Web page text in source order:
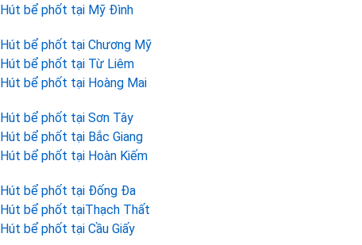
Hút bể phốt tại Mỹ Đình
Hút bể phốt tại Chương Mỹ
Hút bể phốt tại Từ Liêm
Hút bể phốt tại Hoàng Mai
Hút bể phốt tại Sơn Tây
Hút bể phốt tại Bắc Giang
Hút bể phốt tại Hoàn Kiếm
Hút bể phốt tại Đống Đa
Hút bể phốt tạiThạch Thất
Hút bể phốt tại Cầu Giấy